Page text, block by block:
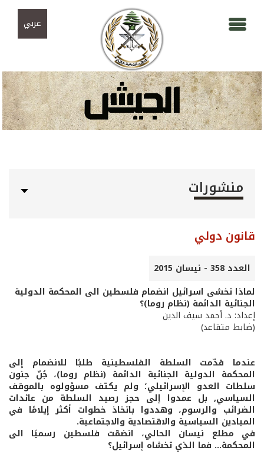
عربي
منشورات
قانون دولي
العدد 358 - نيسان 2015
لماذا تخشى اسرائيل انضمام فلسطين الى المحكمة الدولية
الجنائية الدائمة (نظام روما)؟
إعداد: د. أحمد سيف الدين
(ضابط متقاعد)
عندما قدّمت السلطة الفلسطينية طلبًا للانضمام إلى
المحكمة الدولية الجنائية الدائمة (نظام روما)، جُنّ جنون
سلطات العدو الإسرائيلي؛ ولم يكتف مسؤولوه بالموقف
السياسي, بل عمدوا إلى حجز رصيد السلطة من عائدات
الضرائب والرسوم، وهددوا باتخاذ خطوات أكثر إيلامًا في
الميادين السياسية والاقتصادية والاجتماعية.
في مطلع نيسان الحالي، انضمّت فلسطين رسميًا الى
المحكمة... فما الذي تخشاه إسرائيل؟